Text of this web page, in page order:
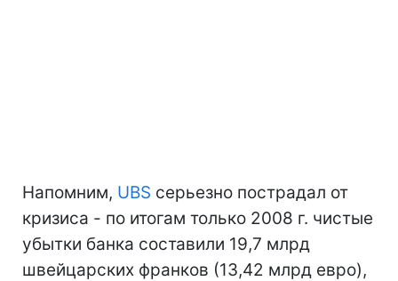
Напомним, UBS серьезно пострадал от
кризиса - по итогам только 2008 г. чистые
убытки банка составили 19,7 млрд
швейцарских франков (13,42 млрд евро),